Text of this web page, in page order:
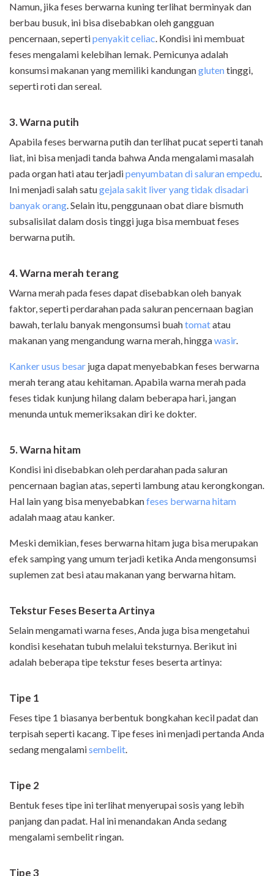
Namun, jika feses berwarna kuning terlihat berminyak dan
berbau busuk, ini bisa disebabkan oleh gangguan
pencernaan, sepertipenyakit celiac. Kondisi ini membuat
feses mengalami kelebihan lemak. Pemicunya adalah
konsumsi makanan yang memiliki kandunganglutentinggi,
seperti roti dan sereal.
3. Warna putih
Apabila feses berwarna putih dan terlihat pucat seperti tanah
liat, ini bisa menjadi tanda bahwa Anda mengalami masalah
pada organ hati atau terjadipenyumbatan di saluran empedu.
Ini menjadi salah satugejala sakit liver yang tidak disadari
banyak orang. Selain itu, penggunaan obat diare bismuth
subsalisilat dalam dosis tinggi juga bisa membuat feses
berwarna putih.
4. Warna merah terang
Warna merah pada feses dapat disebabkan oleh banyak
faktor, seperti perdarahan pada saluran pencernaan bagian
bawah, terlalu banyak mengonsumsi buahtomatatau
makanan yang mengandung warna merah, hinggawasir.
Kanker usus besar juga dapat menyebabkan feses berwarna
merah terang atau kehitaman. Apabila warna merah pada
feses tidak kunjung hilang dalam beberapa hari, jangan
menunda untuk memeriksakan diri ke dokter.
5. Warna hitam
Kondisi ini disebabkan oleh perdarahan pada saluran
pencernaan bagian atas, seperti lambung atau kerongkongan.
Hal lain yang bisa menyebabkanfeses berwarna hitam
adalah maag atau kanker.
Meski demikian, feses berwarna hitam juga bisa merupakan
efek samping yang umum terjadi ketika Anda mengonsumsi
suplemen zat besi atau makanan yang berwarna hitam.
Tekstur Feses Beserta Artinya
Selain mengamati warna feses, Anda juga bisa mengetahui
kondisi kesehatan tubuh melalui teksturnya. Berikut ini
adalah beberapa tipe tekstur feses beserta artinya:
Tipe 1
Feses tipe 1 biasanya berbentuk bongkahan kecil padat dan
terpisah seperti kacang. Tipe feses ini menjadi pertanda Anda
sedang mengalamisembelit.
Tipe 2
Bentuk feses tipe ini terlihat menyerupai sosis yang lebih
panjang dan padat. Hal ini menandakan Anda sedang
mengalami sembelit ringan.
Tipe 3